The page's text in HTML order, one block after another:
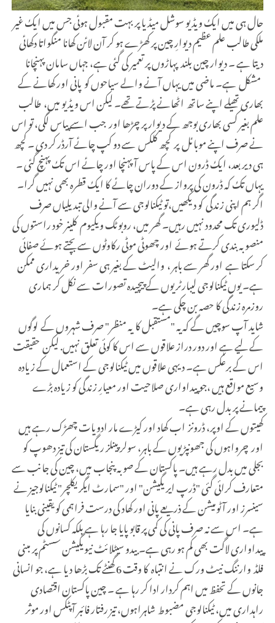
حال ہی میں ایک ویڈیو سوشل میڈیا پر بہت مقبول ہوئی جس میں ایک غیر
ملکی طالب علم عظیم دیوارِ چین پر کھڑے ہو کر آن لائن کھانا منگواتا دکھائی
دیتا ہے ۔ دیوار چین بلند پہاڑوں پر تعمیر کی گئی ہے، جہاں سامان پہنچانا
مشکل ہے۔ ماضی میں یہاں آنے والے سیاحوں کو پانی اور کھانے کے
بھاری تھیلے اپنے ساتھ اٹھانے پڑتے تھے۔ لیکن اس ویڈیو میں، طالب
علم بغیر کسی بھاری بوجھ کے دیوار پر چڑھا اور جب اسے پیاس لگی، تو اس
نے صرف اپنے موبائل پر کچھ کلکس سے دو کپ چائے آرڈر کر دی ۔ کچھ
ہی دیر بعد، ایک ڈرون اس کے پاس آ پہنچا اور چائے اس تک پہنچ گئی ۔
یہاں تک کہ ڈرون کی پرواز کے دوران چائے کا ایک قطرہ بھی نہیں گرا۔
اگر ہم اپنی زندگی کو دیکھیں،تو ٹیکنالوجی سے آنے والی تبدیلیاں صرف
ڈلیوری تک محدود نہیں رہیں۔ گھر میں، روبوٹک ویکیوم کلینر خود راستوں کی
منصوبہ بندی کرتے ہوئے اور چھوٹی موٹی رکاوٹوں سے بچتے ہوئے صفائی
کر سکتا ہے اور گھر سے باہر ، والیٹ کے بغیر ہی سفر اور خریداری ممکن
ہے۔ یوں ٹیکنالوجی لیبارٹریوں کے پیچیدہ تصورات سے نکل کر ہماری
روزمرہ زندگی کا حصہ بن چکی ہے۔
شاید آپ سوچیں گے کہ یہ "مستقبل کا یہ منظر" صرف شہروں کے لوگوں
کے لیے ہے اور دور دراز علاقوں سے اس کا کوئی تعلق نہیں.لیکن حقیقت
اس کے برعکس ہے۔ دیہی علاقوں میں ٹیکنالوجی کے استعمال کے زیادہ
وسیع مواقع ہیں ،جو پیداواری صلاحیت اور معیارِ زندگی کو زیادہ بڑے
پیمانے پر بدل رہی ہے۔
کھیتوں کے اوپر، ڈرونز اب کھاد اور کیڑے مار ادویات چھڑک رہے ہیں
اور چرواہوں کی جھونپڑیوں کے باہر، سولر پینلز ریگستان کی تیز دھوپ کو
بجلی میں بدل رہے ہیں۔ پاکستان کے صوبہ پنجاب میں، چین کی جانب سے
متعارف کرائی گئی "ڈرپ ایریگیشن" اور "سمارٹ ایگریکلچر" ٹیکنالوجیز نے
سینسرز اور آٹومیشن کے ذریعے پانی اور کھاد کی درست فراہمی کو یقینی بنایا
ہے۔ اس سے نہ صرف پانی کی کمی پر قابو پایا جا رہا ہے بلکہ کسانوں کی
پیداواری لاگت بھی کم ہو رہی ہے۔ بیدو سیٹلائٹ نیویگیشن سسٹم پر مبنی
فلڈ وارننگ نیٹ ورک نے انتباہ کا وقت 6 گھنٹے تک بڑھا دیا ہے، جو انسانی
جانوں کے تحفظ میں اہم کردار ادا کر رہا ہے ۔ چین پاکستان اقتصادی
راہداری میں، ٹیکنالوجی مضبوط شاہراہوں، تیز رفتار فائبر آپٹکس اور موثر